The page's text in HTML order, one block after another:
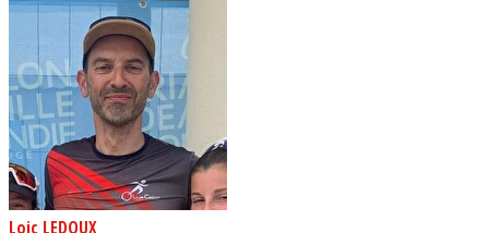
Loic LEDOUX